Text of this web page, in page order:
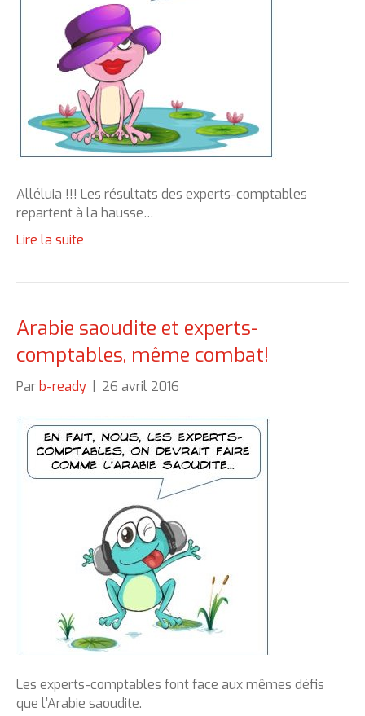
Alléluia !!! Les résultats des experts-comptables
repartent à la hausse…
Lire la suite
Arabie saoudite et experts-
comptables, même combat!
Par b-ready 26 avril 2016
Les experts-comptables font face aux mêmes défis
que l’Arabie saoudite.